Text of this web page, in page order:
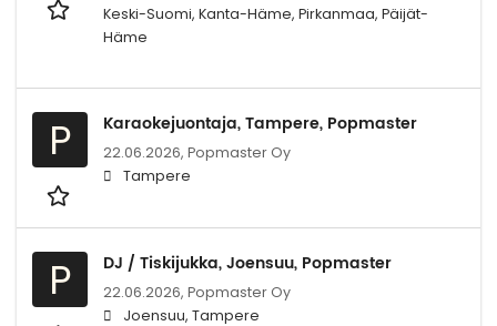
Keski-Suomi, Kanta-Häme, Pirkanmaa, Päijät-
Häme
P Karaokejuontaja, Tampere, Popmaster
22.06.2026, Popmaster Oy
Tampere
P DJ / Tiskijukka, Joensuu, Popmaster
22.06.2026, Popmaster Oy
Joensuu, Tampere